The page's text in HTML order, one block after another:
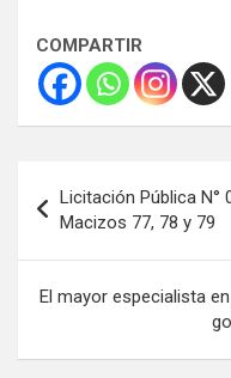
COMPARTIR
de
entradas
Licitación Pública N°
Macizos 77, 78 y 79
El mayor especialista